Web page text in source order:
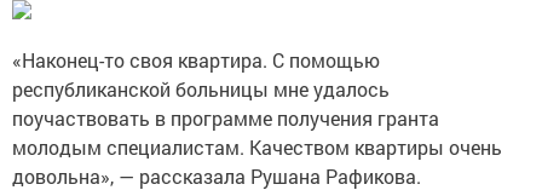
«Наконец-то своя квартира. С помощью
республиканской больницы мне удалось
поучаствовать в программе получения гранта
молодым специалистам. Качеством квартиры очень
довольна», — рассказала Рушана Рафикова.